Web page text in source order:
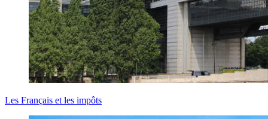
Les Français et les impôts